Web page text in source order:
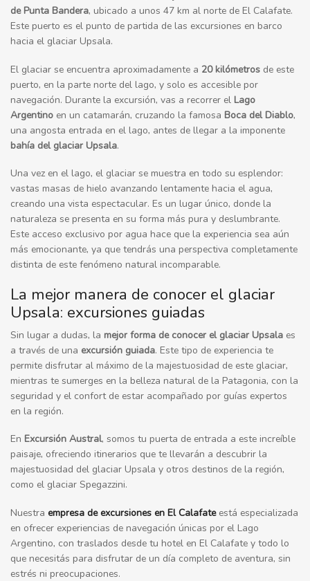
de Punta Bandera, ubicado a unos 47 km al norte de El Calafate.
Este puerto es el punto de partida de las excursiones en barco
hacia el glaciar Upsala.
El glaciar se encuentra aproximadamente a 20 kilómetros de este
puerto, en la parte norte del lago, y solo es accesible por
navegación. Durante la excursión, vas a recorrer el Lago
Argentino en un catamarán, cruzando la famosa Boca del Diablo,
una angosta entrada en el lago, antes de llegar a la imponente
bahía del glaciar Upsala.
Una vez en el lago, el glaciar se muestra en todo su esplendor:
vastas masas de hielo avanzando lentamente hacia el agua,
creando una vista espectacular. Es un lugar único, donde la
naturaleza se presenta en su forma más pura y deslumbrante.
Este acceso exclusivo por agua hace que la experiencia sea aún
más emocionante, ya que tendrás una perspectiva completamente
distinta de este fenómeno natural incomparable.
La mejor manera de conocer el glaciar
Upsala: excursiones guiadas
Sin lugar a dudas, la mejor forma de conocer el glaciar Upsala es
a través de una excursión guiada. Este tipo de experiencia te
permite disfrutar al máximo de la majestuosidad de este glaciar,
mientras te sumerges en la belleza natural de la Patagonia, con la
seguridad y el confort de estar acompañado por guías expertos
en la región.
En Excursión Austral, somos tu puerta de entrada a este increíble
paisaje, ofreciendo itinerarios que te llevarán a descubrir la
majestuosidad del glaciar Upsala y otros destinos de la región,
como el glaciar Spegazzini.
Nuestra empresa de excursiones en El Calafateestá especializada
en ofrecer experiencias de navegación únicas por el Lago
Argentino, con traslados desde tu hotel en El Calafate y todo lo
que necesitás para disfrutar de un día completo de aventura, sin
estrés ni preocupaciones.